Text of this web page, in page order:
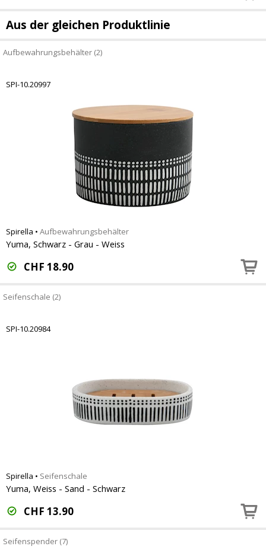
Aus der gleichen Produktlinie
Aufbewahrungsbehälter (2)
SPI-10.20997
Spirella • Aufbewahrungsbehälter
Yuma, Schwarz - Grau - Weiss
CHF 18.90
Seifenschale (2)
SPI-10.20984
Spirella • Seifenschale
Yuma, Weiss - Sand - Schwarz
CHF 13.90
Seifenspender (7)